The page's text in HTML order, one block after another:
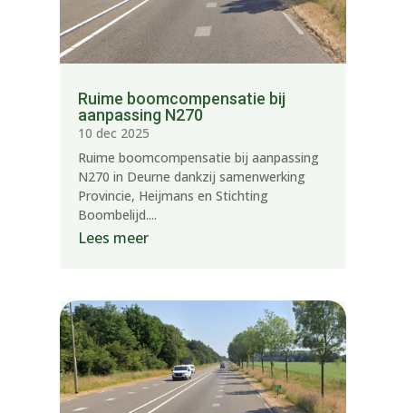
Ruime boomcompensatie bij
aanpassing N270
10 dec 2025
Ruime boomcompensatie bij aanpassing
N270 in Deurne dankzij samenwerking
Provincie, Heijmans en Stichting
Boombelijd....
Lees meer